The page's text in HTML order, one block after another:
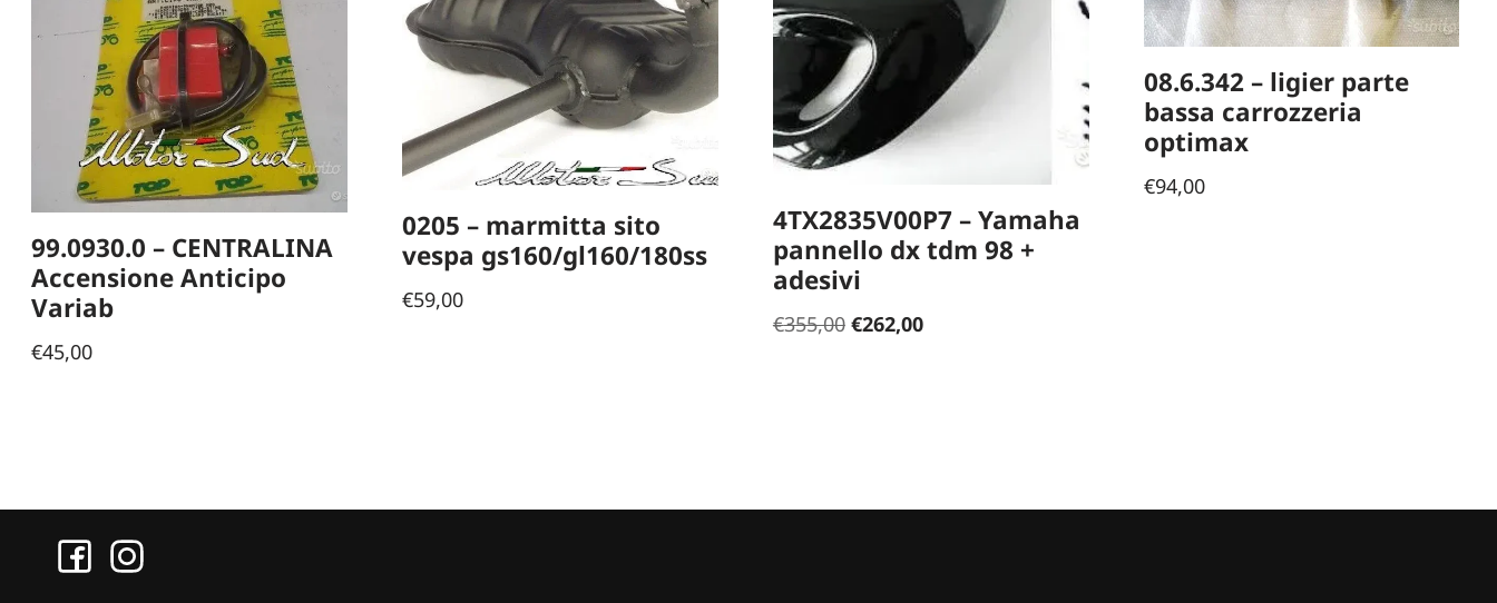
99.0930.0 – CENTRALINA
Accensione Anticipo
Variab
€45,00
0205 – marmitta sito
vespa gs160/gl160/180ss
€59,00
4TX2835V00P7 – Yamaha
pannello dx tdm 98 +
adesivi
€355,00 €262,00
08.6.342 – ligier parte
bassa carrozzeria
optimax
€94,00